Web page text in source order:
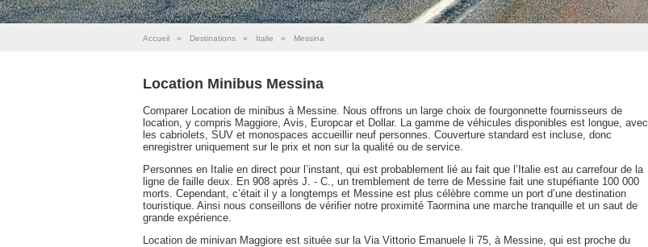
Accueil » Destinations » Italie » Messina
Location Minibus Messina
Comparer Location de minibus à Messine. Nous offrons un large choix de fourgonnette fournisseurs de
location, y compris Maggiore, Avis, Europcar et Dollar. La gamme de véhicules disponibles est longue, avec
les cabriolets, SUV et monospaces accueillir neuf personnes. Couverture standard est incluse, donc
enregistrer uniquement sur le prix et non sur la qualité ou de service.
Personnes en Italie en direct pour l’instant, qui est probablement lié au fait que l’Italie est au carrefour de la
ligne de faille deux. En 908 après J. - C., un tremblement de terre de Messine fait une stupéfiante 100 000
morts. Cependant, c’était il y a longtemps et Messine est plus célèbre comme un port d’une destination
touristique. Ainsi nous conseillons de vérifier notre proximité Taormina une marche tranquille et un saut de
grande expérience.
Location de minivan Maggiore est située sur la Via Vittorio Emanuele li 75, à Messine, qui est proche du